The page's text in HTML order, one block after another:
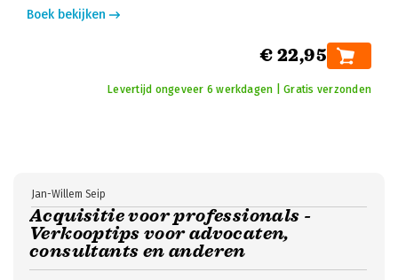
Boek bekijken
€ 22,95
Levertijd ongeveer 6 werkdagen | Gratis verzonden
Acquisitie voor professionals -
Verkooptips voor advocaten,
consultants en anderen
Jan-Willem Seip